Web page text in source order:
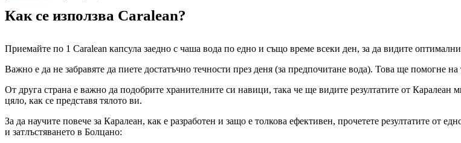
Как се използва Caralean?
Приемайте по 1 Caralean капсула заедно с чаша вода по едно и също време всеки ден, за да видите оптимални
Важно е да не забравяте да пиете достатъчно течности през деня (за предпочитане вода). Това ще помогне
От друга страна е важно да подобрите хранителните си навици, така че ще видите резултатите от Каралеан
цяло, как се представя тялото ви.
За да научите повече за Каралеан, как е разработен и защо е толкова ефективен, прочетете резултатите от
и затлъстяването в Болцано: